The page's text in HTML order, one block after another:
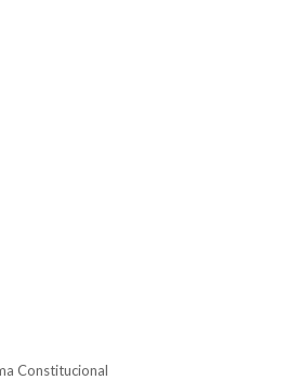
Constitucional